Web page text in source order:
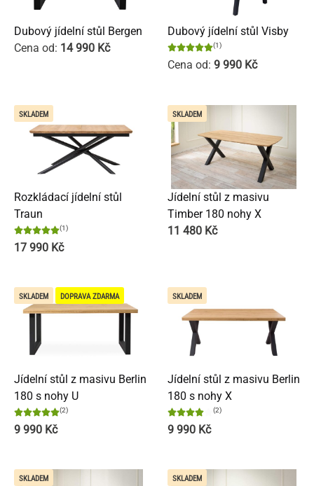
Dubový jídelní stůl Bergen
Cena od: 14 990 Kč
Dubový jídelní stůl Visby
(1)
Cena od: 9 990 Kč
SKLADEM
Rozkládací jídelní stůl
Traun
(1)
17 990 Kč
SKLADEM
Jídelní stůl z masivu
Timber 180 nohy X
11 480 Kč
SKLADEM DOPRAVA ZDARMA
Jídelní stůl z masivu Berlin
180 s nohy U
(2)
9 990 Kč
SKLADEM
Jídelní stůl z masivu Berlin
180 s nohy X
(2)
9 990 Kč
SKLADEM SKLADEM